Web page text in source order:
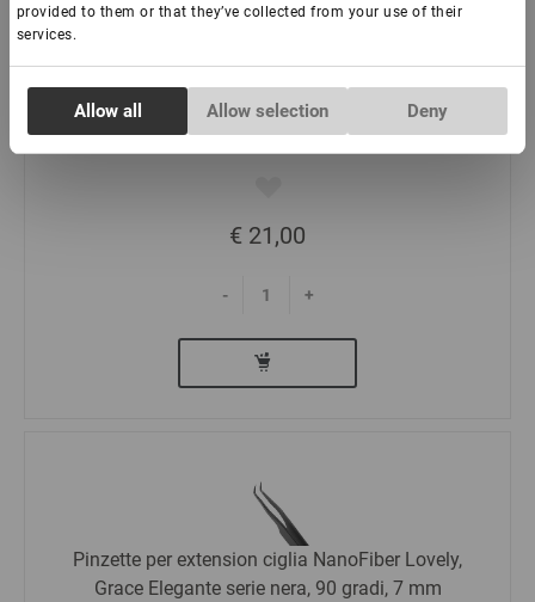
provided to them or that they’ve collected from your use of their
services.
Necessary
Allow all Allow selection Deny
Pinzette per extension ciglia NanoFiber Lovely,
Grace Elegante serie nera, 90 gradi, 5 mm
:
€ 21,00
- +
Pinzette per extension ciglia NanoFiber Lovely,
Grace Elegante serie nera, 90 gradi, 7 mm